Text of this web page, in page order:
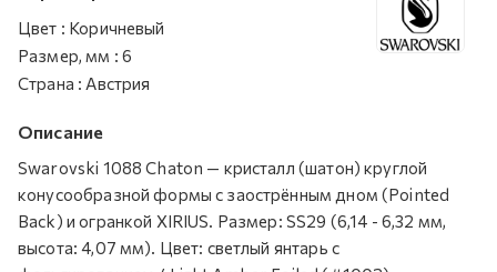
Цвет : Коричневый
Размер, мм : 6
Страна : Австрия
Описание
Swarovski 1088 Chaton — кристалл (шатон) круглой
конусообразной формы с заострённым дном (Pointed
Back) и огранкой XIRIUS. Размер: SS29 (6,14 - 6,32 мм,
высота: 4,07 мм). Цвет: светлый янтарь с